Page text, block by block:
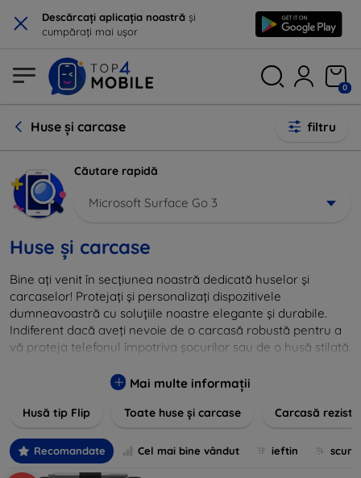
× Descărcați aplicația noastră și
cumpărați mai ușor
0
Huse și carcase filtru
Căutare rapidă
Microsoft Surface Go 3
Huse și carcase
Bine ați venit în secțiunea noastră dedicată huselor și
carcaselor! Protejați și personalizați dispozitivele
dumneavoastră cu soluțiile noastre elegante și durabile.
Indiferent dacă aveți nevoie de o carcasă robustă pentru a
vă proteja telefonul împotriva șocurilor sau de o husă stilată
îndeplinească toate cerințele dvs. Descoperiți varietatea
designuri inovatoare menite să ofere nu doar protecție, ci și
Mai multe informații
Husă tip Flip Toate huse și carcase Carcasă
Recomandate Cel mai bine vândut ieftin